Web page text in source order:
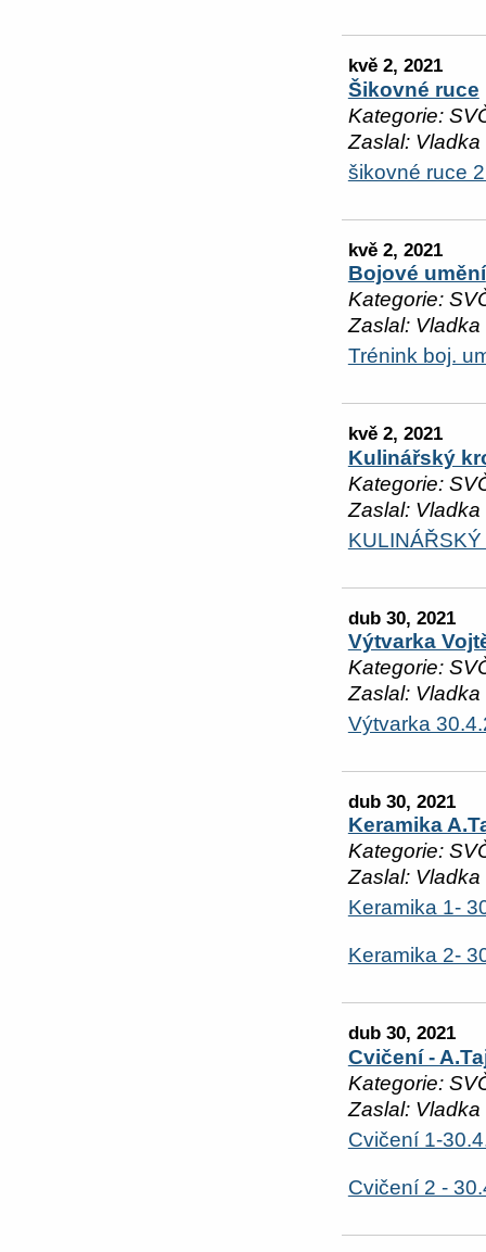
kvě 2, 2021
Šikovné ruce
Kategorie:
Zaslal: Vladka
šikovné ruce
kvě 2, 2021
Bojové umění
Kategorie:
Zaslal: Vladka
Trénink boj.
kvě 2, 2021
Kulinářský
Kategorie:
Zaslal: Vladka
dub 30, 2021
Výtvarka
Kategorie:
Zaslal: Vladka
Výtvarka
dub 30, 2021
Keramika
Kategorie:
Zaslal: Vladka
Keramika 1-
Keramika 2-
dub 30, 2021
Cvičení -
Kategorie:
Zaslal: Vladka
Cvičení 1-
Cvičení 2 -